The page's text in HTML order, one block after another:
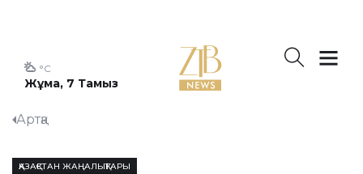
Жұма, 7 Тамыз
°C
Артқа
ҚАЗАҚСТАН ЖАҢАЛЫҚТАРЫ